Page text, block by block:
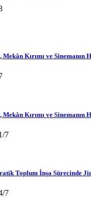
Kırımı ve Sinemanın
Kırımı ve Sinemanın
7
Toplum İnşa Sürecinde
7